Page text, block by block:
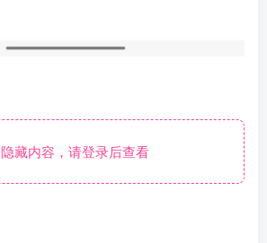
隐藏内容，请登录后查看